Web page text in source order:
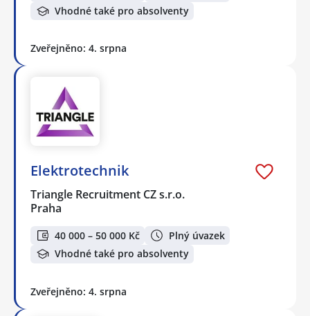
Vhodné také pro absolventy
Zveřejněno: 4. srpna
Elektrotechnik
Triangle Recruitment CZ s.r.o.
Praha
40 000 – 50 000 Kč
Plný úvazek
Vhodné také pro absolventy
Zveřejněno: 4. srpna